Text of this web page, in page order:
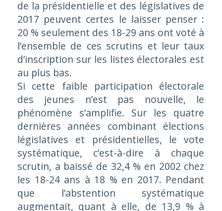
de la présidentielle et des législatives de
2017 peuvent certes le laisser penser :
20 % seulement des 18-29 ans ont voté à
l’ensemble de ces scrutins et leur taux
d’inscription sur les listes électorales est
au plus bas.
Si cette faible participation électorale
des jeunes n’est pas nouvelle, le
phénomène s’amplifie. Sur les quatre
dernières années combinant élections
législatives et présidentielles, le vote
systématique, c’est-à-dire à chaque
scrutin, a baissé de 32,4 % en 2002 chez
les 18-24 ans à 18 % en 2017. Pendant
que l’abstention systématique
augmentait, quant à elle, de 13,9 % à